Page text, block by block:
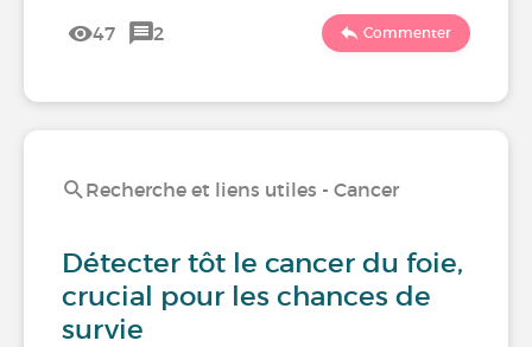
47 2 Commenter
Recherche et liens utiles - Cancer
Détecter tôt le cancer du foie,
crucial pour les chances de
survie